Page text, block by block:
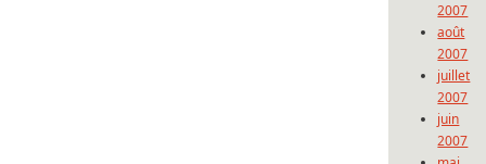
2007
août
2007
juillet
2007
juin
2007